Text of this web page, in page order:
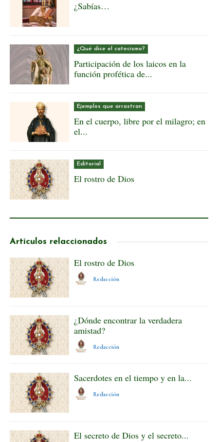
¿Sabías…
¿Qué dice el catecismo?
Participación de los laicos en la
función profética de...
Ejemplos que arrastran
En el cuerpo, libre por el milagro; en
el...
Editorial
El rostro de Dios
Artículos relaccionados
El rostro de Dios
Redacción
¿Dónde encontrar la verdadera
amistad?
Redacción
Sacerdotes en el tiempo y en la...
Redacción
El secreto de Dios y el secreto...